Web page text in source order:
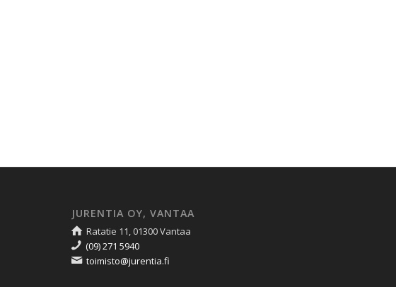
JURENTIA OY, VANTAA
Ratatie 11, 01300 Vantaa
(09) 271 5940
toimisto@jurentia.fi